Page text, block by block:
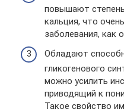
повышают
кальция, что
заболевания, как
Обладают
гликогенового
можно усилить
приводящий к
Такое свойство